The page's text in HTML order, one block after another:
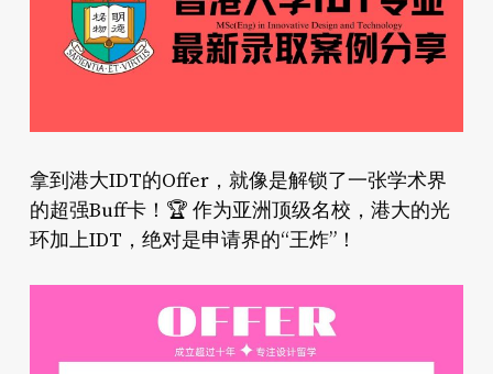
拿到港大IDT的Offer，就像是解锁了一张学术界
的超强Buff卡！🏆 作为亚洲顶级名校，港大的光
环加上IDT，绝对是申请界的“王炸”！